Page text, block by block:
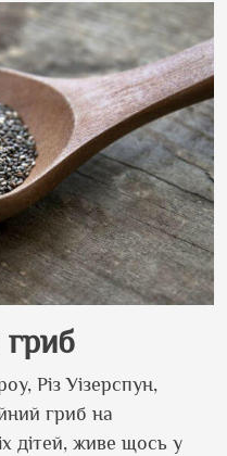
Різ Уізерспун,
гриб на
дітей, живе щось у